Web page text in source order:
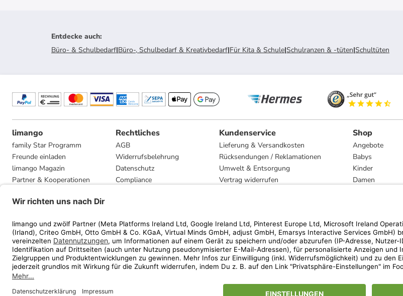
Entdecke auch:
Büro- & Schulbedarf|Büro-, Schulbedarf & Kreativbedarf|Für Kita & Schule|Schulranzen & -tüten|Schultüten
limango
family Star Programm
Freunde einladen
limango Magazin
Partner & Kooperationen
Presse
Rechtliches
AGB
Widerrufsbelehrung
Datenschutz
Compliance
Kundenservice
Lieferung & Versandkosten
Rücksendungen / Reklamationen
Umwelt & Entsorgung
Vertrag widerrufen
Shop
Angebote
Babys
Kinder
Damen
Marken
* Streichpreise entsprechen der unverbindlichen Preisempfehlung des Herstellers.
ᵃ Die jeweils aktuellen Teilnahmebedingungen unserer Freunde-werben-Freunde-